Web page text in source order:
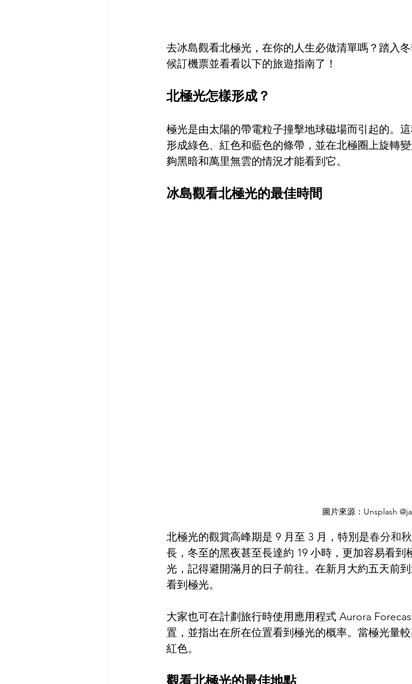
去冰島觀看北極光，在你的人生必做清單嗎？踏入
候訂機票並看看以下的旅遊指南了！
北極光怎樣形成？
極光是由太陽的帶電粒子撞擊地球磁場而引起的。
形成綠色、紅色和藍色的條帶，並在北極圈上旋轉
夠黑暗和萬里無雲的情況才能看到它。
冰島觀看北極光的最佳時間
圖片來源：Unsplash
北極光的觀賞高峰期是 9 月至 3 月，特別是春分和
長，冬至的黑夜甚至長達約 19 小時，更加容易看
光，記得避開滿月的日子前往。在新月大約五天前
看到極光。
大家也可在計劃旅行時使用應用程式 Aurora
置，並指出在所在位置看到極光的概率。當極光量
紅色。